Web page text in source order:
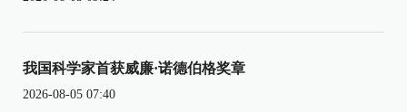
我国科学家首获威廉·诺德伯格奖章
2026-08-05 07:40